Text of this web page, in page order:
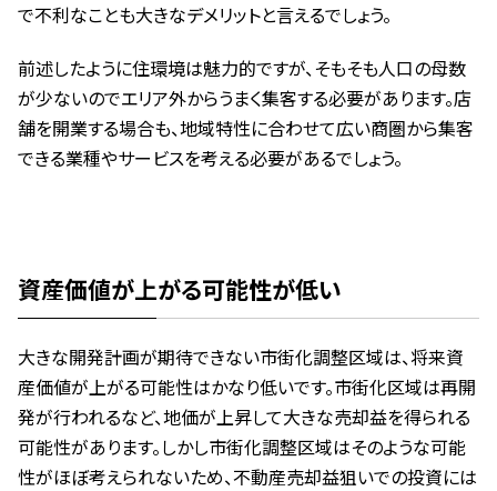
で不利なことも大きなデメリットと言えるでしょう。
前述したように住環境は魅力的ですが、そもそも人口の母数
が少ないのでエリア外からうまく集客する必要があります。店
舗を開業する場合も、地域特性に合わせて広い商圏から集客
できる業種やサービスを考える必要があるでしょう。
資産価値が上がる可能性が低い
大きな開発計画が期待できない市街化調整区域は、将来資
産価値が上がる可能性はかなり低いです。市街化区域は再開
発が行われるなど、地価が上昇して大きな売却益を得られる
可能性があります。しかし市街化調整区域はそのような可能
性がほぼ考えられないため、不動産売却益狙いでの投資には